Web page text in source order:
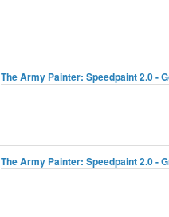
The Army Painter: Speedpaint 2.0 -
The Army Painter: Speedpaint 2.0 -